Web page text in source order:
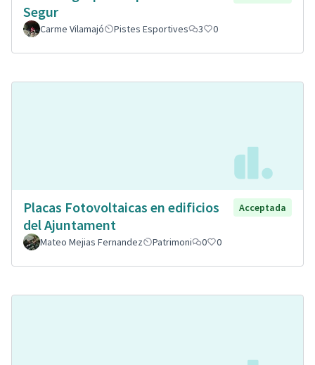
Segur
Carme Vilamajó Pistes Esportives 3 0
Placas Fotovoltaicas en edificios
del Ajuntament
Acceptada
Mateo Mejias Fernandez Patrimoni 0 0